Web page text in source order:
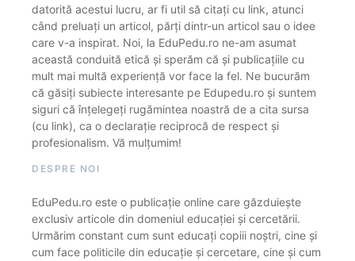
datorită acestui lucru, ar fi util să citați cu link, atunci
când preluați un articol, părți dintr-un articol sau o idee
care v-a inspirat. Noi, la EduPedu.ro ne-am asumat
această conduită etică și sperăm că și publicațiile cu
mult mai multă experiență vor face la fel. Ne bucurăm
că găsiți subiecte interesante pe Edupedu.ro și suntem
siguri că înțelegeți rugămintea noastră de a cita sursa
(cu link), ca o declarație reciprocă de respect și
profesionalism. Vă mulțumim!
DESPRE NOI
EduPedu.ro este o publicație online care găzduiește
exclusiv articole din domeniul educației și cercetării.
Urmărim constant cum sunt educați copiii noștri, cine și
cum face politicile din educație și cercetare, cine și cum